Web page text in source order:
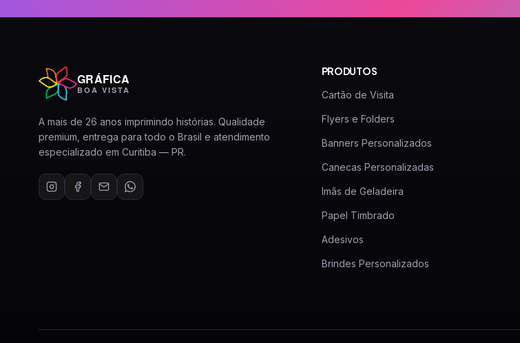
GRÁFICA
BOA VISTA
A mais de 26 anos imprimindo histórias. Qualidade
premium, entrega para todo o Brasil e atendimento
especializado em Curitiba — PR.
PRODUTOS
Cartão de Visita
Flyers e Folders
Banners Personalizados
Canecas Personalizadas
Imãs de Geladeira
Papel Timbrado
Adesivos
Brindes Personalizados